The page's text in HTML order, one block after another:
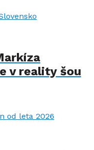
v reality šou